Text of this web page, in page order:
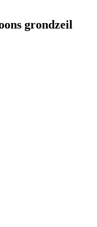
grondzeil